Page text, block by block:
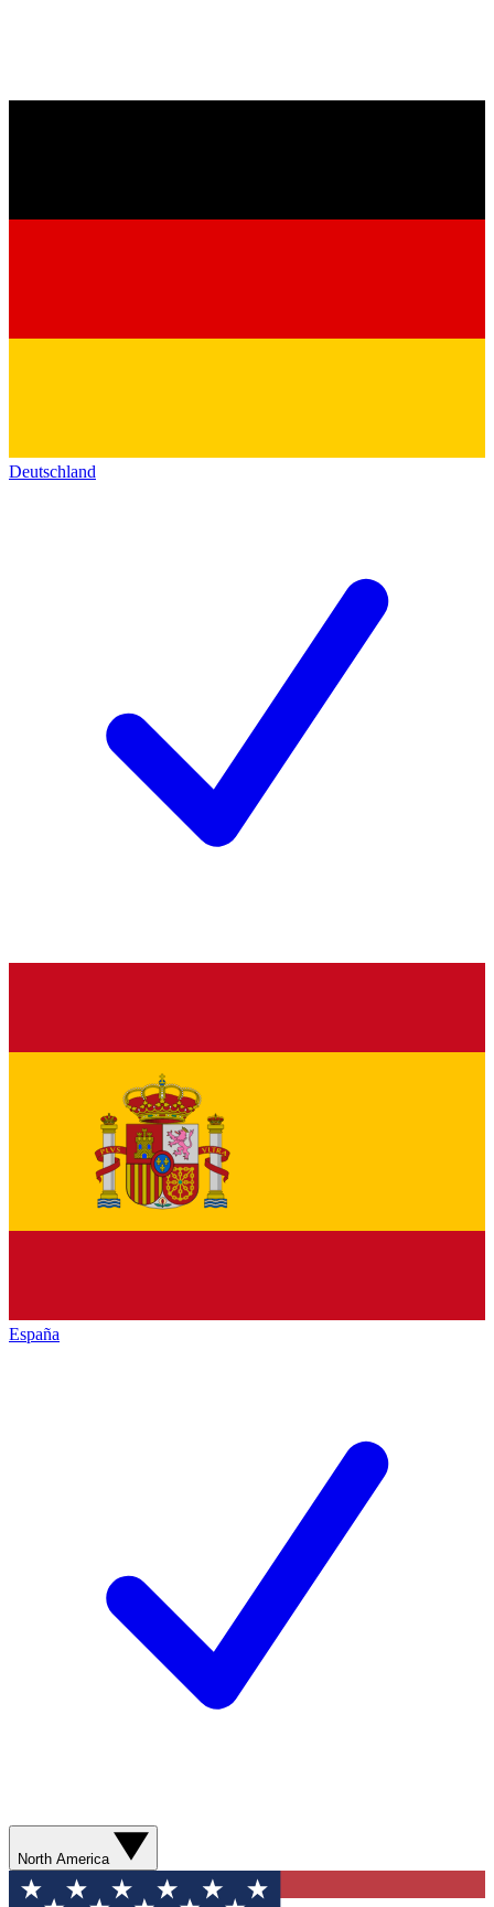
Deutschland
España
North America